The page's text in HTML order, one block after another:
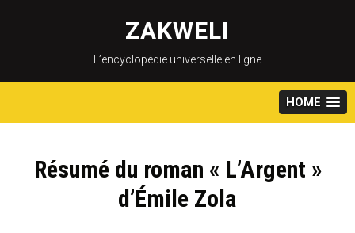
content
ZAKWELI
L’encyclopédie universelle en ligne
HOME
Résumé du roman « L’Argent »
d’Émile Zola